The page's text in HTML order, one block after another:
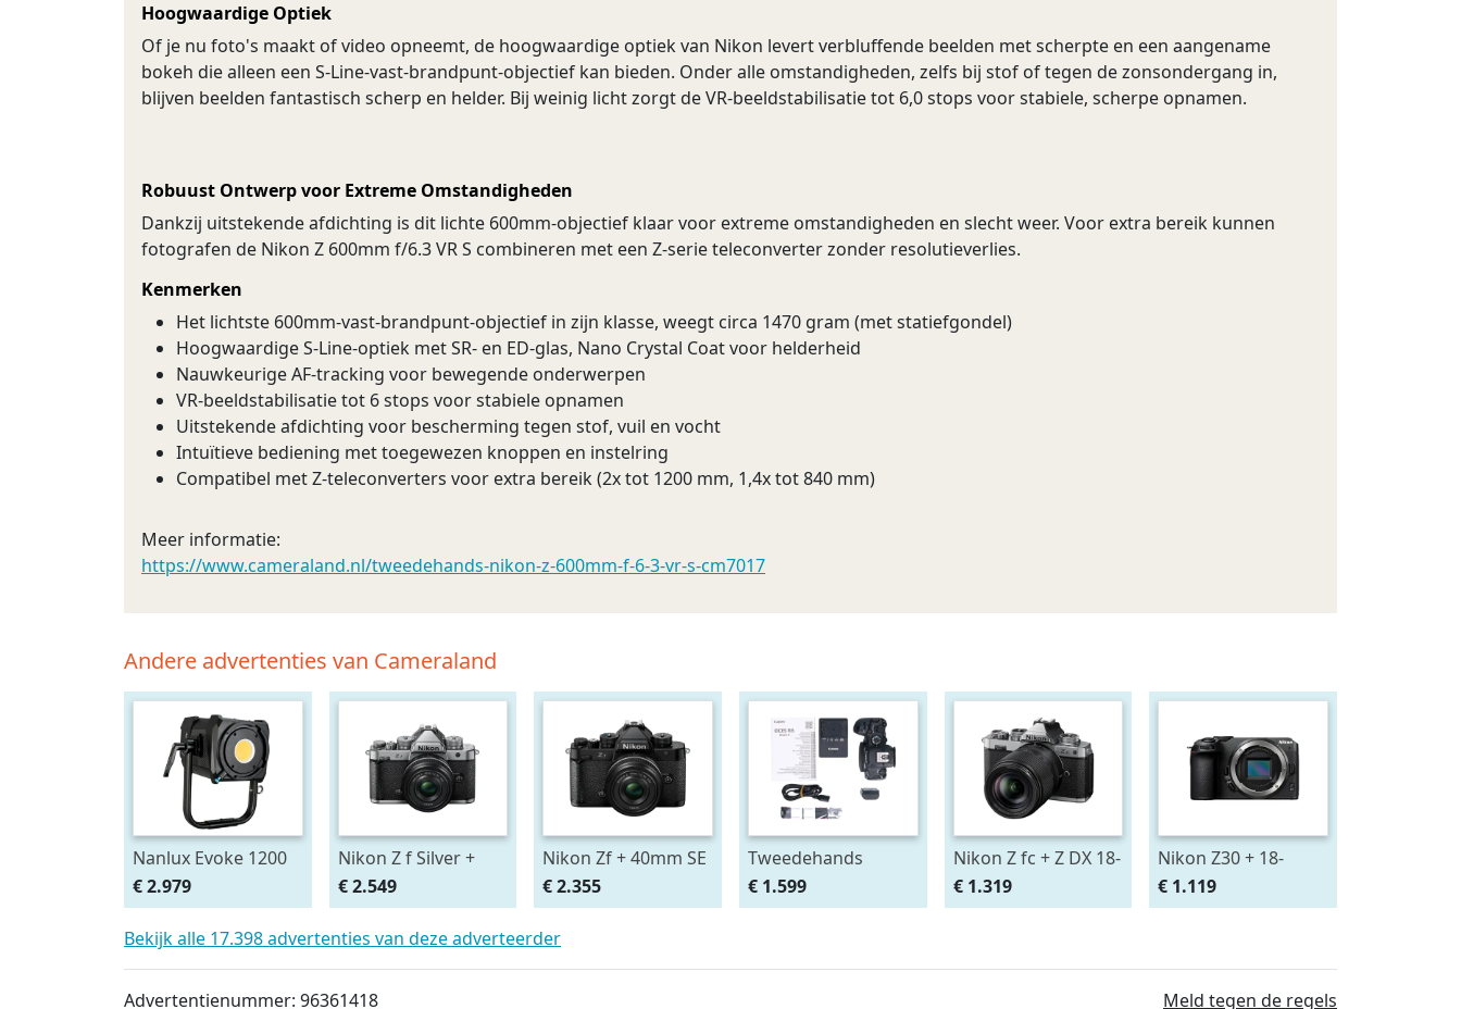
Hoogwaardige Optiek
Of je nu foto's maakt of video opneemt, de hoogwaardige optiek van Nikon levert verbluffende beelden met scherpte en een aangename
bokeh die alleen een S-Line-vast-brandpunt-objectief kan bieden. Onder alle omstandigheden, zelfs bij stof of tegen de zonsondergang in,
blijven beelden fantastisch scherp en helder. Bij weinig licht zorgt de VR-beeldstabilisatie tot 6,0 stops voor stabiele, scherpe opnamen.
Robuust Ontwerp voor Extreme Omstandigheden
Dankzij uitstekende afdichting is dit lichte 600mm-objectief klaar voor extreme omstandigheden en slecht weer. Voor extra bereik kunnen
fotografen de Nikon Z 600mm f/6.3 VR S combineren met een Z-serie teleconverter zonder resolutieverlies.
Kenmerken
Het lichtste 600mm-vast-brandpunt-objectief in zijn klasse, weegt circa 1470 gram (met statiefgondel)
Hoogwaardige S-Line-optiek met SR- en ED-glas, Nano Crystal Coat voor helderheid
Nauwkeurige AF-tracking voor bewegende onderwerpen
VR-beeldstabilisatie tot 6 stops voor stabiele opnamen
Uitstekende afdichting voor bescherming tegen stof, vuil en vocht
Intuïtieve bediening met toegewezen knoppen en instelring
Compatibel met Z-teleconverters voor extra bereik (2x tot 1200 mm, 1,4x tot 840 mm)
Meer informatie:
https://www.cameraland.nl/tweedehands-nikon-z-600mm-f-6-3-vr-s-cm7017
Andere advertenties van Cameraland
Nanlux Evoke 1200
Spot Light
€ 2.979
Nikon Z f Silver +
40mm SE
€ 2.549
Nikon Zf + 40mm SE
€ 2.355
Tweedehands
Canon EOS R6 Mark
II Body CM7124
€ 1.599
Nikon Z fc + Z DX 18-
140 VR
€ 1.319
Nikon Z30 + 18-
140mm
€ 1.119
Bekijk alle 17.398 advertenties van deze adverteerder
Advertentienummer: 96361418 Meld tegen de regels